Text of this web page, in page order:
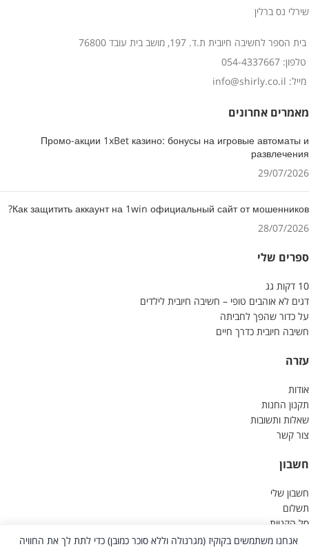
שירלי נס ברלין
בית הספר לחשיבה חיובית ת.ד. 197, מושב בית עובד 76800
טלפון: 054-4337667
מייל: info@shirly.co.il
מאמרים אחרונים
Промо-акции 1xBet казино: бонусы на игровые автоматы и
развлечения
29/07/2026
Как защитить аккаунт на 1win официальный сайт от мошенников?
28/07/2026
ספרים שלי
10 דקות גג
דגים לא אוהבים טופי – חשיבה חיובית לילדים
על כדור שהפך לחביתה
חשיבה חיובית כדרך חיים
עזרה
אודות
תקנון החנות
שאלות ותשובות
צור קשר
חשבון
חשבון שלי
תשלום
סל הקניות
צור קשר
אנחנו משתמשים בקוקיז (מגרנולה וללא סוכר כמובן) כדי לתת לך את החוויה